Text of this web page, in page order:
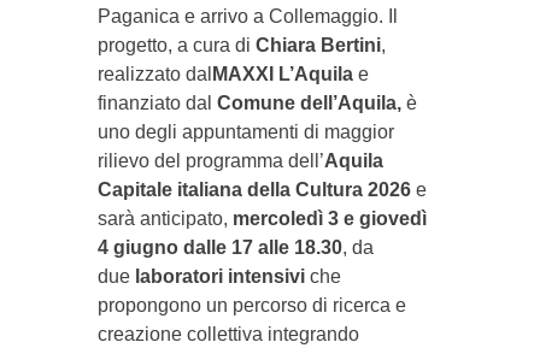
Paganica e arrivo a Collemaggio. I
progetto, a cura di Chiara Bertini,
realizzato dal MAXXI L’Aquila e
finanziato dal Comune dell’Aquila, è
uno degli appuntamenti di maggior
rilievo del programma dell’Aquila
Capitale italiana della Cultura 2026e
sarà anticipato, mercoledì 3 e giovedì
4 giugno dalle 17 alle 18.30, da
due aboratori intensiviche
propongono un percorso di ricerca e
creazione collettiva integrando